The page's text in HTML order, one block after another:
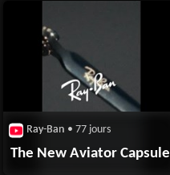
Ray-Ban • 77 jours
The New Aviator Capsule